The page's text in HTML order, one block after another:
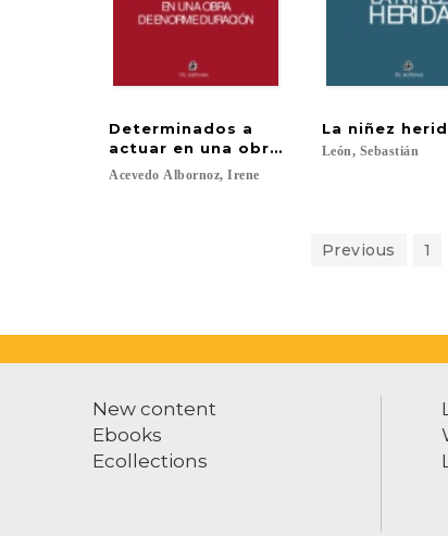
Determinados a
actuar en una obra de enorme
Acevedo Albornoz, Irene
La niñez
León, Sebastián
Previous 1
New content
Ebooks
Ecollections